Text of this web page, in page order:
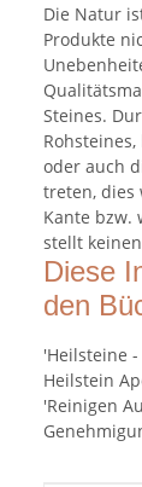
Die Natur
Produkte
Steines.
oder auch
treten, dies
Kante bzw.
stellt
Diese
den
'Heilsteine
Heilstein
'Reinigen